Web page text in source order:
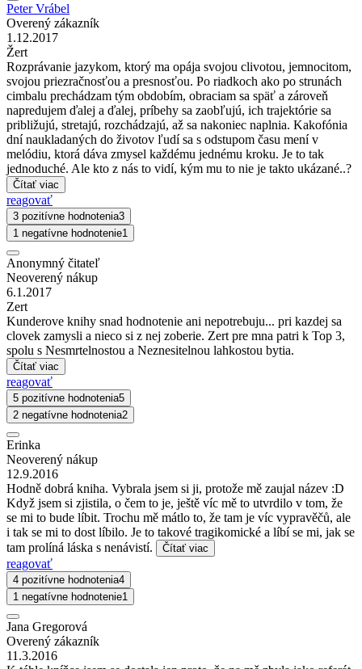
Peter Vrábel
Overený zákazník
1.12.2017
Žert
Rozprávanie jazykom, ktorý ma opája svojou clivotou, jemnocitom,
svojou priezračnosťou a presnosťou. Po riadkoch ako po strunách
cimbalu prechádzam tým obdobím, obraciam sa späť a zároveň
napredujem ďalej a ďalej, príbehy sa zaobľujú, ich trajektórie sa
približujú, stretajú, rozchádzajú, až sa nakoniec naplnia. Kakofónia
dní naukladaných do životov ľudí sa s odstupom času mení v
melódiu, ktorá dáva zmysel každému jednému kroku. Je to tak
jednoduché. Ale kto z nás to vidí, kým mu to nie je takto ukázané..?
Čítať viac
reagovať
3 pozitívne hodnotenia3
1 negatívne hodnotenie1
Anonymný čitateľ
Neoverený nákup
6.1.2017
Zert
Kunderove knihy snad hodnotenie ani nepotrebuju... pri kazdej sa
clovek zamysli a nieco si z nej zoberie. Zert pre mna patri k Top 3,
spolu s Nesmrtelnostou a Neznesitelnou lahkostou bytia.
Čítať viac
reagovať
5 pozitívne hodnotenia5
2 negatívne hodnotenia2
Erinka
Neoverený nákup
12.9.2016
Hodně dobrá kniha. Vybrala jsem si ji, protože mě zaujal název :D
Když jsem si zjistila, o čem to je, ještě víc mě to utvrdilo v tom, že
se mi to bude líbit. Trochu mě mátlo to, že tam je víc vypravěčů, ale
i tak se mi to dost líbilo. Je to takové tragikomické a líbí se mi, jak se
tam prolíná láska s nenávistí.
Čítať viac
reagovať
4 pozitívne hodnotenia4
1 negatívne hodnotenie1
Jana Gregorová
Overený zákazník
11.3.2016